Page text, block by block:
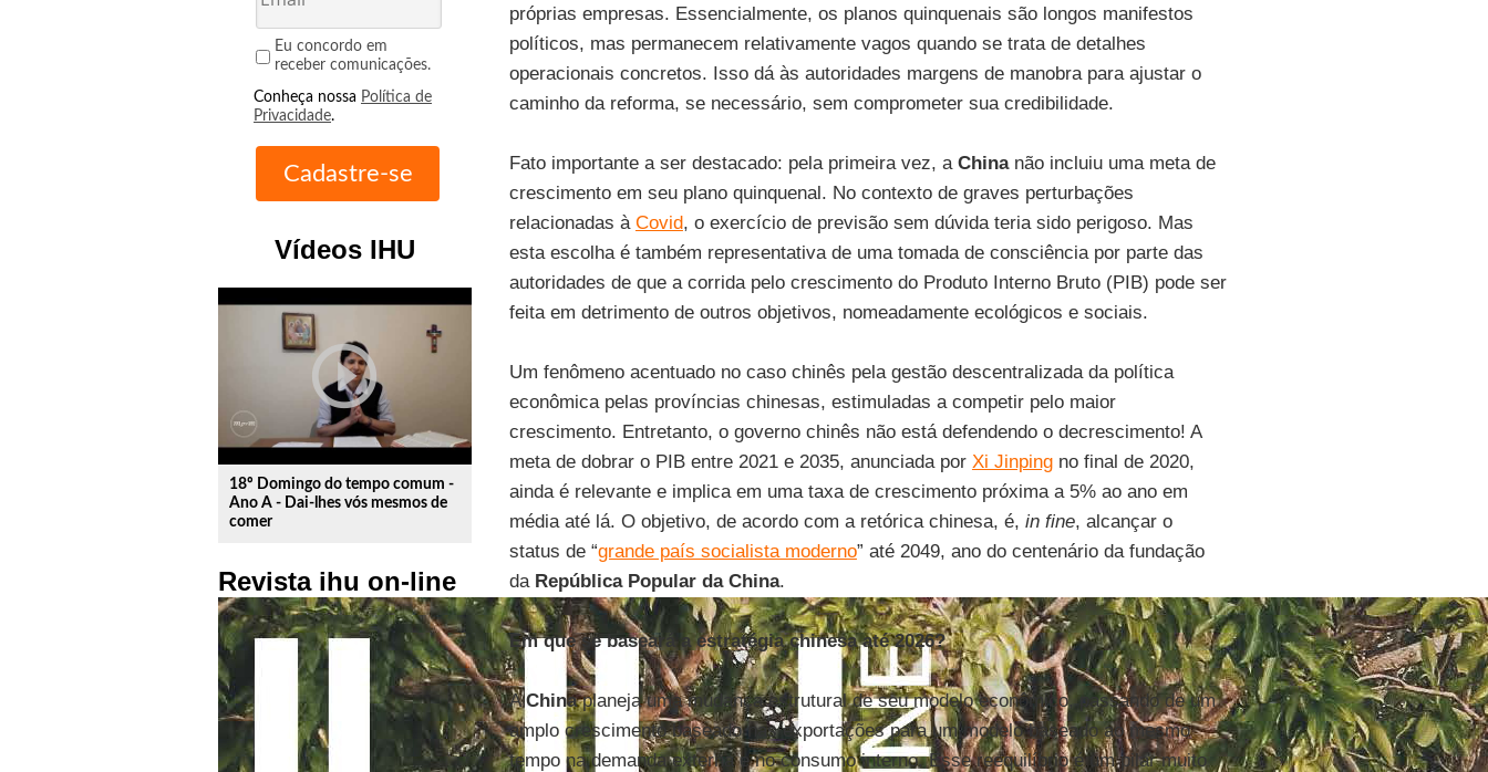
Eu concordo em
receber comunicações.
Conheça nossa Política de
Privacidade.
Vídeos IHU
play_circle_outline
18º Domingo do tempo comum -
Ano A - Dai-lhes vós mesmos de
comer
Revista ihu on-line
próprias empresas. Essencialmente, os planos quinquenais são longos manifestos
políticos, mas permanecem relativamente vagos quando se trata de detalhes
operacionais concretos. Isso dá às autoridades margens de manobra para ajustar o
caminho da reforma, se necessário, sem comprometer sua credibilidade.
Fato importante a ser destacado: pela primeira vez, a Chinanão incluiu uma meta de
crescimento em seu plano quinquenal. No contexto de graves perturbações
relacionadas à Covid, o exercício de previsão sem dúvida teria sido perigoso. Mas
esta escolha é também representativa de uma tomada de consciência por parte das
autoridades de que a corrida pelo crescimento do Produto Interno Bruto (PIB) pode ser
feita em detrimento de outros objetivos, nomeadamente ecológicos e sociais.
Um fenômeno acentuado no caso chinês pela gestão descentralizada da política
econômica pelas províncias chinesas, estimuladas a competir pelo maior
crescimento. Entretanto, o governo chinês não está defendendo o decrescimento! A
meta de dobrar o PIB entre 2021 e 2035, anunciada por Xi Jinpingno final de 2020,
ainda é relevante e implica em uma taxa de crescimento próxima a 5% ao ano em
média até lá. O objetivo, de acordo com a retórica chinesa, é, in fine, alcançar o
status de “grande país socialista moderno” até 2049, ano do centenário da fundação
da República Popular da China.
Em que se baseará a estratégia chinesa até 2026?
AChinaplaneja uma mudança estrutural de seu modelo econômico, passando de um
amplo crescimento baseado nas exportações para um modelo baseado ao mesmo
tempo na demanda externa e no consumo interno. Esse reequilíbrio é um pilar muito